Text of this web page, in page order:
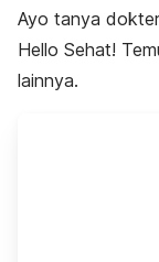
Ayo tanya
Hello Sehat!
lainnya.